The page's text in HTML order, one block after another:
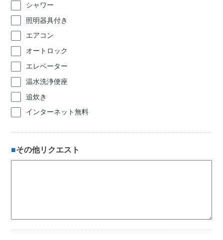
シャワー
照明器具付き
エアコン
オートロック
エレベーター
温水洗浄便座
追炊き
インターネット無料
その他リクエスト